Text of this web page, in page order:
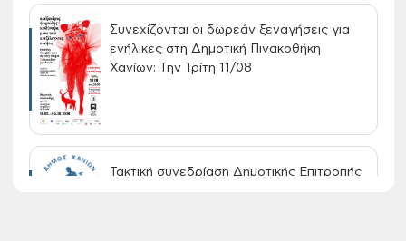
Συνεχίζονται οι δωρεάν ξεναγήσεις για
ενήλικες στη Δημοτική Πινακοθήκη
Χανίων: Την Τρίτη 11/08
Τακτική συνεδρίαση Δημοτικής Επιτροπής